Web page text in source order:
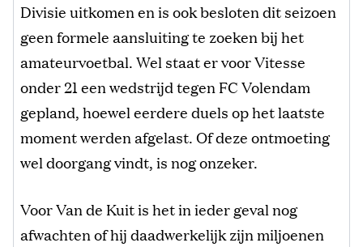
Divisie uitkomen en is ook besloten dit seizoen
geen formele aansluiting te zoeken bij het
amateurvoetbal. Wel staat er voor Vitesse
onder 21 een wedstrijd tegen FC Volendam
gepland, hoewel eerdere duels op het laatste
moment werden afgelast. Of deze ontmoeting
wel doorgang vindt, is nog onzeker.
Voor Van de Kuit is het in ieder geval nog
afwachten of hij daadwerkelijk zijn miljoenen